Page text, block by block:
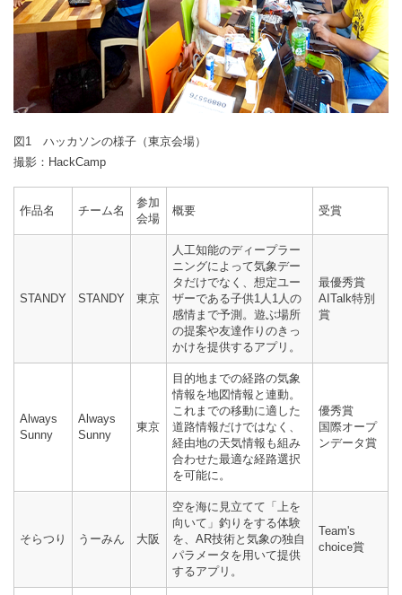
図1 ハッカソンの様子（東京会場）
撮影：HackCamp
作品名 チーム名
参加
会場
概要 受賞
STANDY STANDY 東京
人工知能のディープラー
ニングによって気象デー
タだけでなく、想定ユー
ザーである子供1人1人の
感情まで予測。遊ぶ場所
の提案や友達作りのきっ
かけを提供するアプリ。
最優秀賞
AITalk特別
賞
Always
Sunny
Always
Sunny
東京
目的地までの経路の気象
情報を地図情報と連動。
これまでの移動に適した
道路情報だけではなく、
経由地の天気情報も組み
合わせた最適な経路選択
を可能に。
優秀賞
国際オープ
ンデータ賞
そらつり うーみん 大阪
空を海に見立てて「上を
向いて」釣りをする体験
を、AR技術と気象の独自
パラメータを用いて提供
するアプリ。
Team's
choice賞